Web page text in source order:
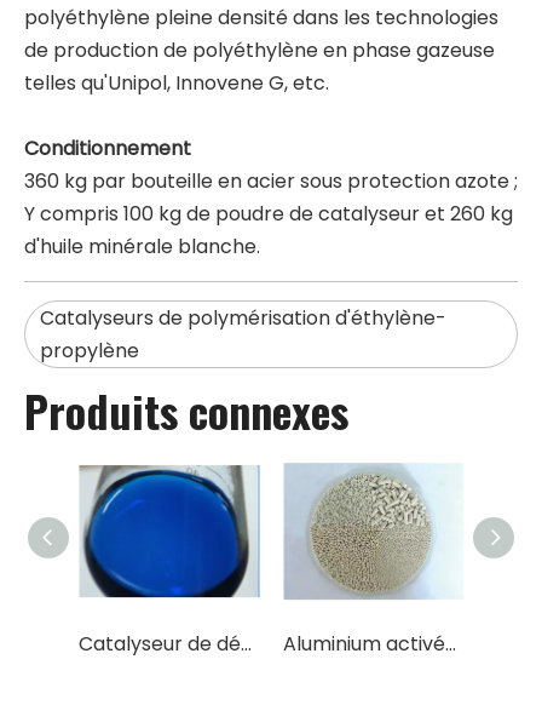
polyéthylène pleine densité dans les technologies
de production de polyéthylène en phase gazeuse
telles qu'Unipol, Innovene G, etc.
Conditionnement
360 kg par bouteille en acier sous protection azote ;
Y compris 100 kg de poudre de catalyseur et 260 kg
d'huile minérale blanche.
Catalyseurs de polymérisation d'éthylène-
propylène
Produits connexes
Catalyseur de désulfuration liquide/solide à haute efficacité (phtalocyanine sulfonée cobalt) Aluminium activé/oxyde d'aluminium/support de catalyseur (teneur en Al2O3 96 %-98 %)